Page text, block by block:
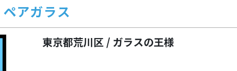
アガラス
東京都荒川区 / ガラスの王様